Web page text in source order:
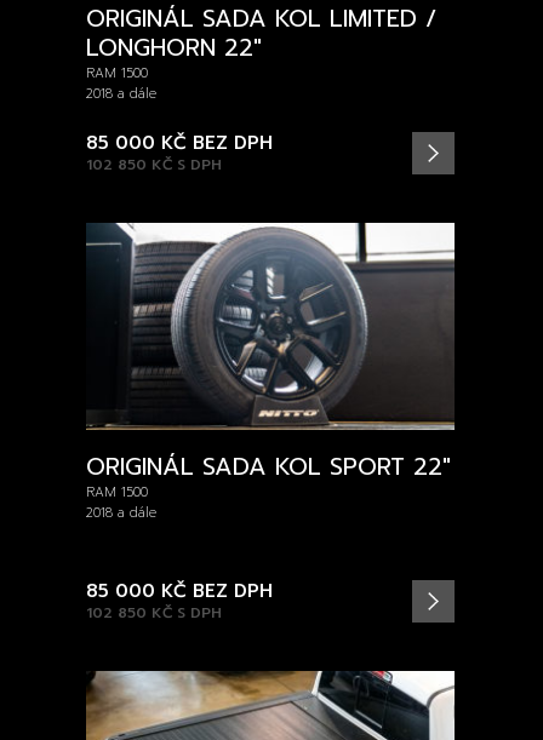
ORIGINÁL SADA KOL LIMITED /
LONGHORN 22″
RAM 1500
2018 a dále
102 850 KČ S DPH
85 000 KČ BEZ DPH
ORIGINÁL SADA KOL SPORT 22″
RAM 1500
2018 a dále
102 850 KČ S DPH
85 000 KČ BEZ DPH